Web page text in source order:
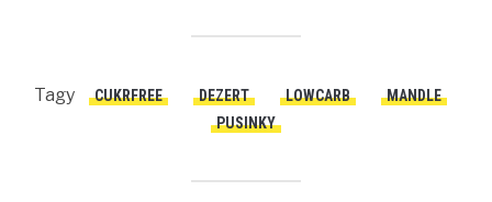
Tagy CUKRFREE DEZERT LOWCARB
MANDLE
PUSINKY